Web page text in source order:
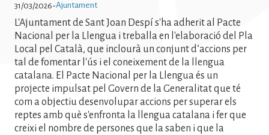
31/03/2026-Ajuntament
L'Ajuntament de Sant Joan Despí s'ha adherit al Pacte
Nacional per la Llengua i treballa en l'elaboració del Pla
Local pel Català, que inclourà un conjunt d’accions per
tal de fomentar l'ús i el coneixement de la llengua
catalana. El Pacte Nacional per la Llengua és un
projecte impulsat pel Govern de la Generalitat que té
com a objectiu desenvolupar accions per superar els
reptes amb què s'enfronta la llengua catalana i fer que
creixi el nombre de persones que la saben i que la